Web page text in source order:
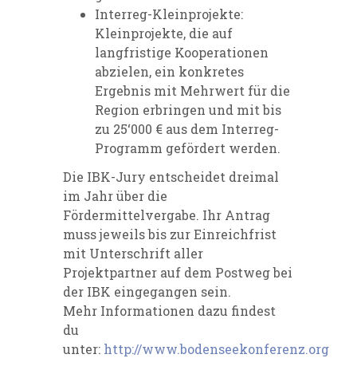
Interreg-Kleinprojekte:
Kleinprojekte, die auf
langfristige Kooperationen
abzielen, ein konkretes
Ergebnis mit Mehrwert für die
Region erbringen und mit bis
zu 25‘000 € aus dem Interreg-
Programm gefördert werden.
Die IBK-Jury entscheidet dreimal
im Jahr über die
Fördermittelvergabe. Ihr Antrag
muss jeweils bis zur Einreichfrist
mit Unterschrift aller
Projektpartner auf dem Postweg bei
der IBK eingegangen sein.
Mehr Informationen dazu findest
du
unter: http://www.bodenseekonferenz.org